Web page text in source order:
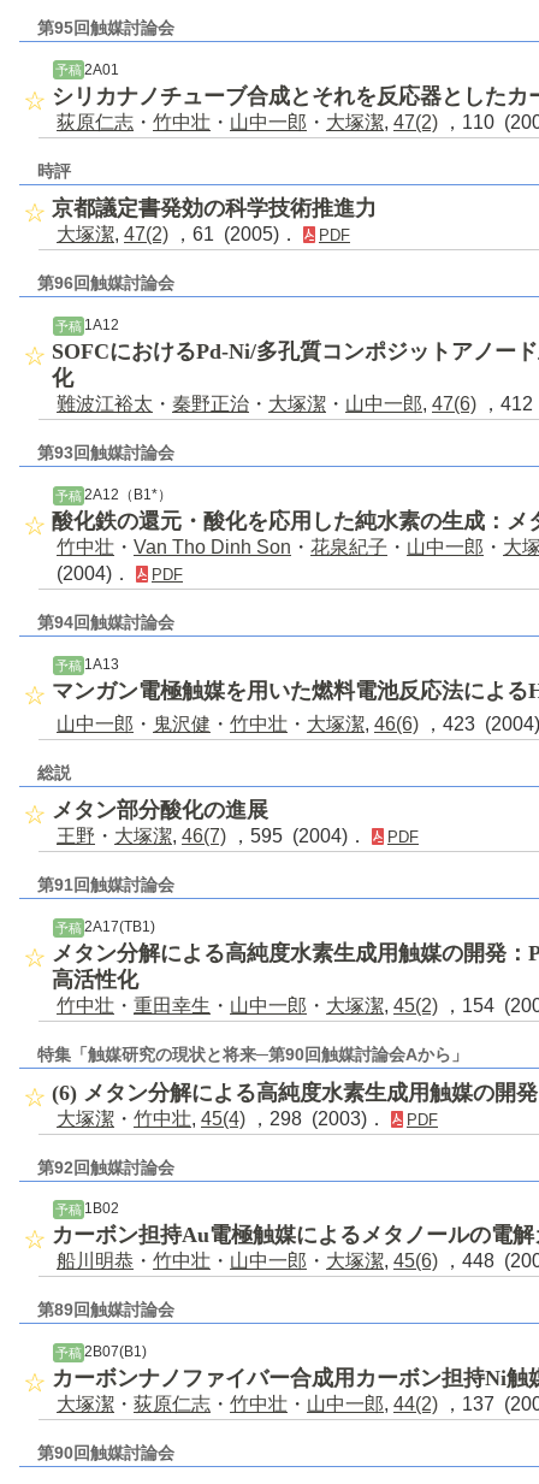
第95回触媒討論会
予稿 2A01
シリカナノチューブ合成とそれを反応器としたカ
荻原仁志 ・ 竹中壮 ・ 山中一郎 ・ 大塚潔, 47(2) ，110
時評
京都議定書発効の科学技術推進力
大塚潔, 47(2) ，61 (2005)． PDF
第96回触媒討論会
予稿 1A12
SOFCにおけるPd-Ni/多孔質コンポジットアノー
化
難波江裕太 ・ 秦野正治 ・ 大塚潔 ・ 山中一郎, 47(6) ，
第93回触媒討論会
予稿 2A12（B1*）
酸化鉄の還元・酸化を応用した純水素の生成：メ
竹中壮 ・ Van Tho Dinh Son ・ 花泉紀子 ・ 山中一郎 ・ 大
(2004)．
PDF
第94回触媒討論会
予稿1A13
マンガン電極触媒を用いた燃料電池反応法による
山中一郎 ・ 鬼沢健 ・ 竹中壮 ・ 大塚潔, 46(6) ，423
総説
メタン部分酸化の進展
王野 ・ 大塚潔, 46(7) ，595 (2004)． PDF
第91回触媒討論会
予稿2A17(TB1)
メタン分解による高純度水素生成用触媒の開発
高活性化
竹中壮 ・ 重田幸生 ・ 山中一郎 ・ 大塚潔, 45(2) ，154
特集「触媒研究の現状と将来─第90回触媒討論会Aから」
(6) メタン分解による高純度水素生成用触媒の開発
大塚潔 ・ 竹中壮, 45(4) ，298 (2003)． PDF
第92回触媒討論会
予稿 1B02
カーボン担持Au電極触媒によるメタノールの電
船川明恭 ・ 竹中壮 ・ 山中一郎 ・ 大塚潔, 45(6) ，448
第89回触媒討論会
予稿 2B07(B1)
カーボンナノファイバー合成用カーボン担持Ni触
大塚潔 ・ 荻原仁志 ・ 竹中壮 ・ 山中一郎, 44(2) ，137
第90回触媒討論会